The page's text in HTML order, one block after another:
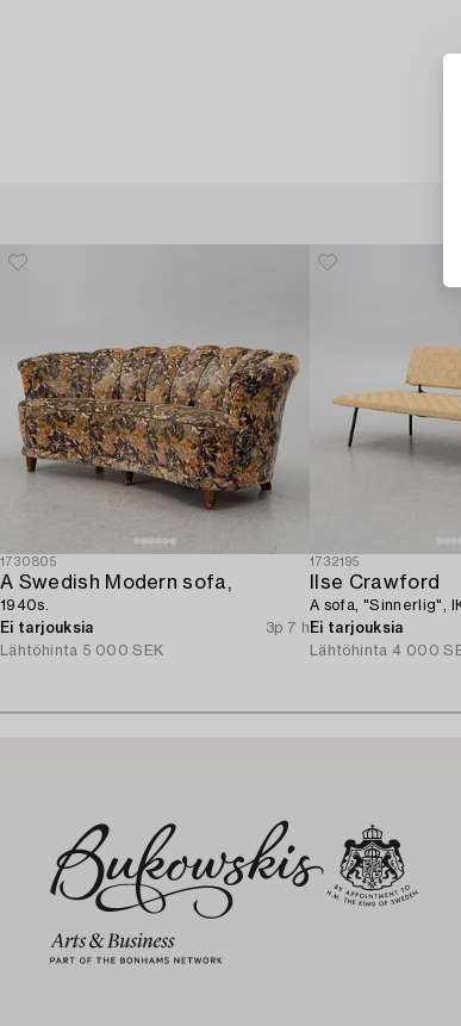
1730805
A Swedish Modern sofa,
1940s.
Ei tarjouksia
3p 7 h
Lähtöhinta 5 000 SEK
1732195
Ilse Crawford
A sofa, "Sinnerlig",
Ei tarjouksia
Lähtöhinta 4 000